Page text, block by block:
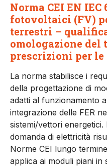
Norma CEI EN IEC
fotovoltaici (FV)
terrestri –
omologazione del
prescrizioni per le
La norma stabilisce i
della progetta­zione di
adatti al funzionamento
integrazione del­le FER
sistemi/vettori
do­manda di elettricità
Norme CEI lungo
applica ai moduli piani in